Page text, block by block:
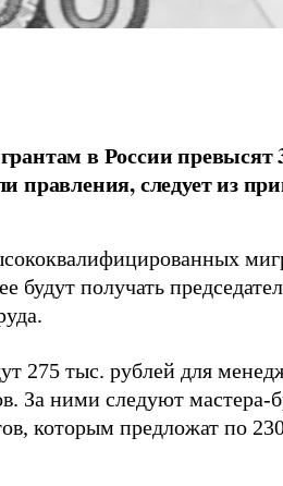
в России превысят
правления, следует из
будут получать
275 тыс. рублей для
За ними следуют мастера-
которым предложат по